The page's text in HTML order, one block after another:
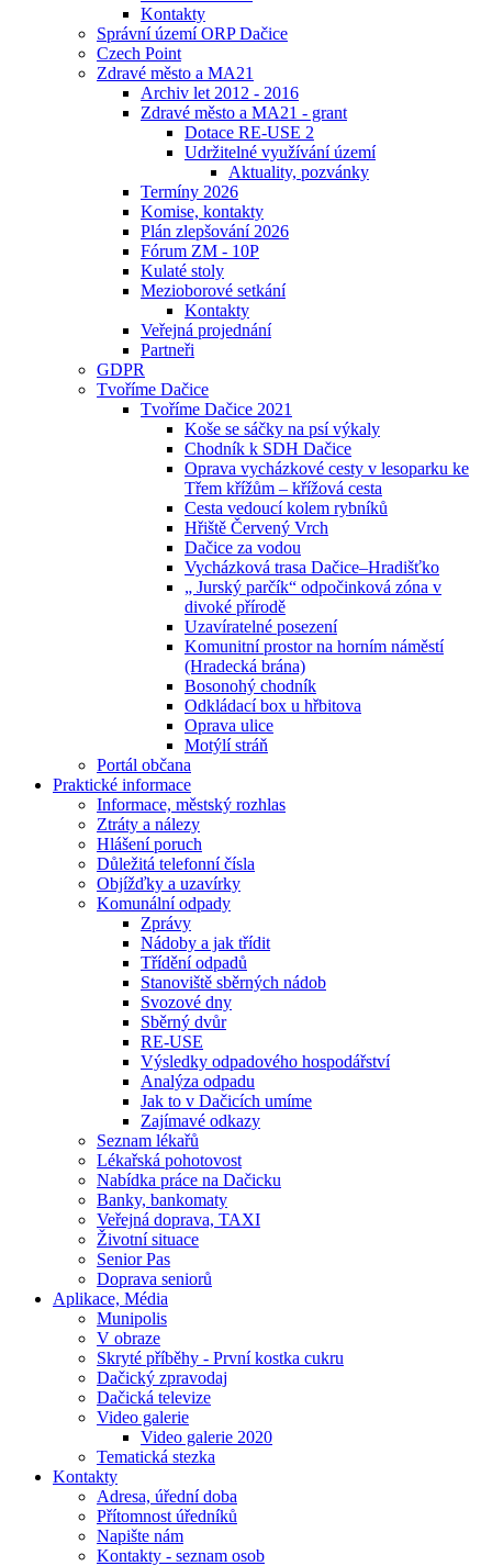
Kontakty
Správní území ORP Dačice
Czech Point
Zdravé město a MA21
Archiv let 2012 - 2016
Zdravé město a MA21 - grant
Dotace RE-USE 2
Udržitelné využívání území
Aktuality, pozvánky
Termíny 2026
Komise, kontakty
Plán zlepšování 2026
Fórum ZM - 10P
Kulaté stoly
Mezioborové setkání
Kontakty
Veřejná projednání
Partneři
GDPR
Tvoříme Dačice
Tvoříme Dačice 2021
Koše se sáčky na psí výkaly
Chodník k SDH Dačice
Oprava vycházkové cesty v lesoparku ke
Třem křížům – křížová cesta
Cesta vedoucí kolem rybníků
Hřiště Červený Vrch
Dačice za vodou
Vycházková trasa Dačice–Hradišťko
„ Jurský parčík“ odpočinková zóna v
divoké přírodě
Uzavíratelné posezení
Komunitní prostor na horním náměstí
(Hradecká brána)
Bosonohý chodník
Odkládací box u hřbitova
Oprava ulice
Motýlí stráň
Portál občana
Praktické informace
Informace, městský rozhlas
Ztráty a nálezy
Hlášení poruch
Důležitá telefonní čísla
Objížďky a uzavírky
Komunální odpady
Zprávy
Nádoby a jak třídit
Třídění odpadů
Stanoviště sběrných nádob
Svozové dny
Sběrný dvůr
RE-USE
Výsledky odpadového hospodářství
Analýza odpadu
Jak to v Dačicích umíme
Zajímavé odkazy
Seznam lékařů
Lékařská pohotovost
Nabídka práce na Dačicku
Banky, bankomaty
Veřejná doprava, TAXI
Životní situace
Senior Pas
Doprava seniorů
Aplikace, Média
Munipolis
V obraze
Skryté příběhy - První kostka cukru
Dačický zpravodaj
Dačická televize
Video galerie
Video galerie 2020
Tematická stezka
Kontakty
Adresa, úřední doba
Přítomnost úředníků
Napište nám
Kontakty - seznam osob